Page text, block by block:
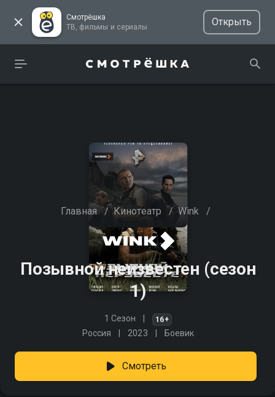
Смотрёшка
ТВ, фильмы и сериалы
Открыть
Главная / Кинотеатр / Wink /
Позывной неизвестен (сезон
1)
1 Сезон 16+
Россия 2023 Боевик
Смотреть